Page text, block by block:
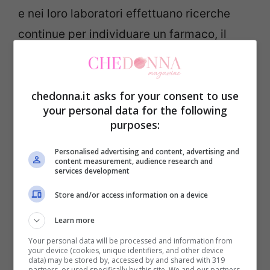
e nei loro laboratori effettuano ricerche
continue per individuare un farmaco, il
vaccino e altre modalità con cui vincere la
battaglia contro il Covid-19e anche in
italia, unteam di ricercatori nel laboratorio
di virologia del San Raffaele di Milano,
ha portato alla luce come un vecchio
farmaco, ilPlaquenil’
determinate fasi dell’infezione, in
particolare prima e dopo:
” Il Plaquenil è un farmaco vecchissimo, in
chedonna.it asks for your consent to use
your personal data for the following
purposes:
Personalised advertising and content, advertising and
content measurement, audience research and
services development
Store and/or access information on a device
Learn more
Your personal data will be processed and information from
your device (cookies, unique identifiers, and other device
data) may be stored by, accessed by and shared with 319